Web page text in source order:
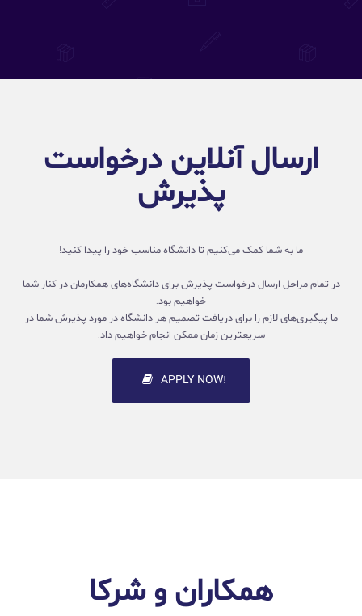
ارسال آنلاین درخواست
پذیرش
ما به شما کمک می‌کنیم تا دانشگاه مناسب خود را پیدا کنید!
در تمام مراحل ارسال درخواست پذیرش برای دانشگاه‌های همکارمان در کنار شما
خواهیم بود.
ما پیگیری‌های لازم را برای دریافت تصمیم هر دانشگاه در مورد پذیرش شما در
سریعترین زمان ممکن انجام خواهیم داد.
!APPLY NOW
همکاران و شرکا